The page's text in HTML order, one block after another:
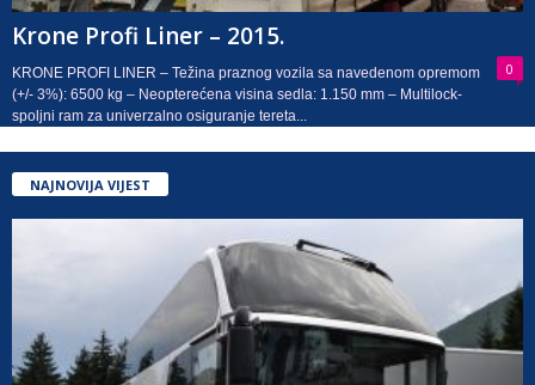
Krone Profi Liner – 2015.
0
KRONE PROFI LINER – Težina praznog vozila sa navedenom opremom
(+/- 3%): 6500 kg – Neopterećena visina sedla: 1.150 mm – Multilock-
spoljni ram za univerzalno osiguranje tereta...
NAJNOVIJA VIJEST